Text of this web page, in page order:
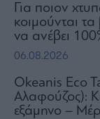
Για ποιον
κοιμούνται
να ανέβει
06.08.2026
Okeanis Eco
Αλαφούζος):
εξάμηνο –